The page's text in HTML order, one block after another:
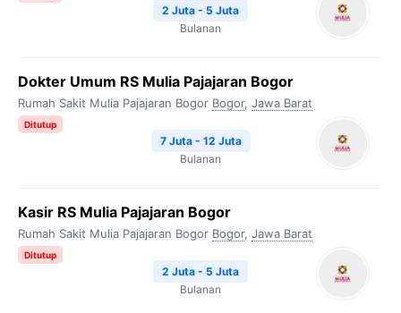
2 Juta - 5 Juta
Bulanan
Dokter Umum RS Mulia Pajajaran Bogor
Rumah Sakit Mulia Pajajaran Bogor Bogor, Jawa Barat
Ditutup
7 Juta - 12 Juta
Bulanan
Kasir RS Mulia Pajajaran Bogor
Rumah Sakit Mulia Pajajaran Bogor Bogor, Jawa Barat
Ditutup
2 Juta - 5 Juta
Bulanan